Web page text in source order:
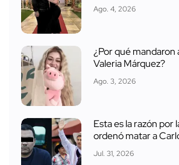
Ago. 4, 2026
¿Por qué mandaron
Valeria Márquez?
Ago. 3, 2026
Esta es la razón por
ordenó matar a
Jul. 31, 2026